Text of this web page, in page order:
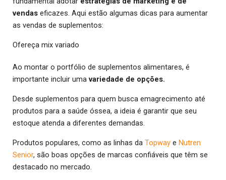
vendas eficazes. Aqui estão algumas dicas para aumentar
as vendas de suplementos:
Ofereça mix variado
Ao montar o portfólio de suplementos alimentares, é
importante incluir uma variedade de opções.
Desde suplementos para quem busca emagrecimento até
produtos para a saúde óssea, a ideia é garantir que seu
estoque atenda a diferentes demandas.
Produtos populares, como as linhas da Topway e Nutren
Senior, são boas opções de marcas confiáveis que têm se
destacado no mercado.